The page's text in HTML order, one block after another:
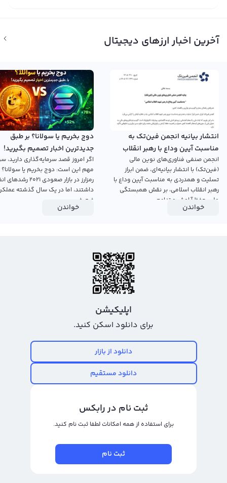
آخرین اخبار ارزهای دیجیتال
انتشار بیانیه انجمن فین‌تک به
مناسبت آیین وداع با رهبر انقلاب
اسلامی
انجمن صنفی فناوری‌های نوین مالی
(فین‌تک) با انتشار بیانیه‌ای، ضمن ابراز
تسلیت و همدردی به مناسبت آیین وداع با
رهبر انقلاب اسلامی، بر نقش همبستگی
ملی، حفظ آرامش و تداوم...
خواندن
دوج بخریم یا سولانا؟ بر طبق
جدیدترین اخبار تصمیم بگیرید!
اگر امروز قصد سرمایه‌گذاری دارید،
مهم این است: دوج بخریم یا
رمزارز در بازار صعودی ۲۰۲۱
داشتند، اما در یک سال گذشته
ضعیفی...
خواندن
اپلیکیشن
برای دانلود اسکن کنید.
دانلود از بازار
دانلود مستقیم
ثبت نام در رابکس
برای استفاده از همه امکانات لطفا ثبت نام کنید.
ثبت نام